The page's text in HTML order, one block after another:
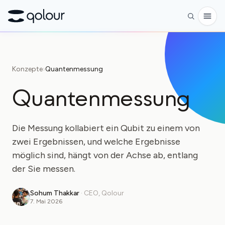
FÜR
Lehrkräfte
Kinder & Eltern
WISSENSCHAFT
Konzepte›Quantenmessung
Quantenmessung
Die Messung kollabiert ein Qubit zu einem von
zwei Ergebnissen, und welche Ergebnisse
möglich sind, hängt von der Achse ab, entlang
der Sie messen.
Sohum Thakkar · CEO, Qolour
7. Mai 2026